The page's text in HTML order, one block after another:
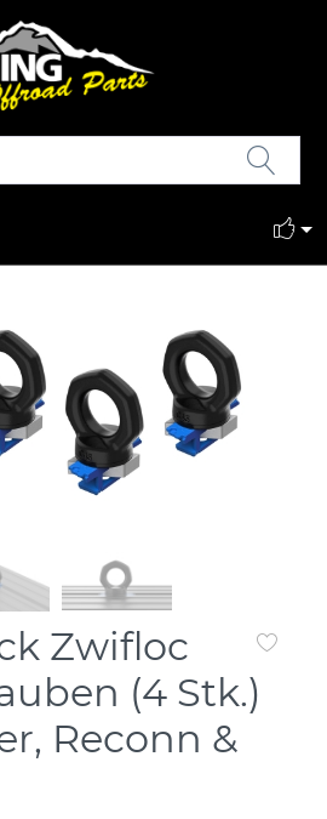
Zwifloc
(4 Stk.)
Reconn &